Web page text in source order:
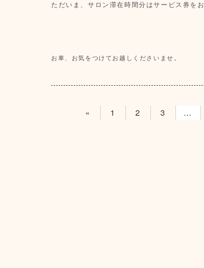
ただいま、サロン滞在時間分はサービス券を
お車、お気をつけてお越しくださいませ。
« 1 2 3 4